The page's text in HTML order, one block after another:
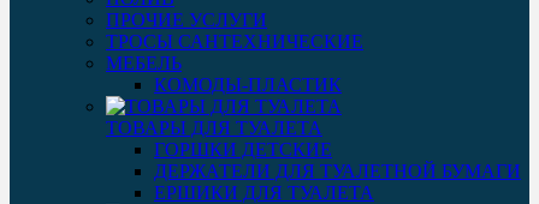
ПРОЧИЕ УСЛУГИ
ТРОСЫ САНТЕХНИЧЕСКИЕ
МЕБЕЛЬ
КОМОДЫ-ПЛАСТИК
ТОВАРЫ ДЛЯ ТУАЛЕТА
ГОРШКИ ДЕТСКИЕ
ДЕРЖАТЕЛИ ДЛЯ ТУАЛЕТНОЙ БУМАГИ
ЕРШИКИ ДЛЯ ТУАЛЕТА